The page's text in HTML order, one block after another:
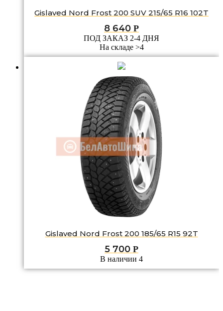
Gislaved Nord Frost 200 SUV 215/65 R16 102T
8 640 Р
ПОД ЗАКАЗ 2-4 ДНЯ
На складе >4
Gislaved Nord Frost 200 185/65 R15 92T
5 700 Р
В наличии 4